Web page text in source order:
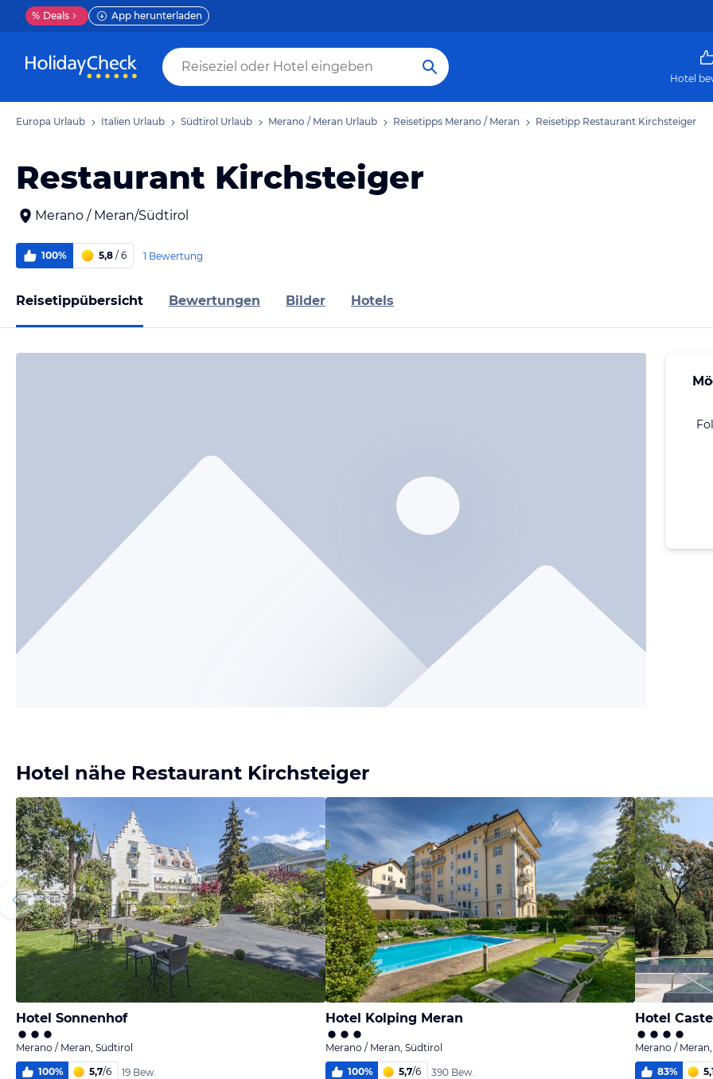
% Deals App herunterladen
Hotel
Europa Urlaub Italien Urlaub Südtirol Urlaub Merano / Meran Urlaub Reisetipps Merano / Meran Reisetipp Restaurant Kirchsteiger
Restaurant Kirchsteiger
Merano / Meran/Südtirol
100% 5,8 / 6 1 Bewertung
Reisetippübersicht Bewertungen Bilder Hotels
Hotel nähe Restaurant Kirchsteiger
Hotel Sonnenhof
Merano / Meran, Südtirol
100% 5,7/6 19 Bew.
Hotel Kolping Meran
Merano / Meran, Südtirol
100% 5,7/6 390 Bew.
Hotel
Merano /
83%